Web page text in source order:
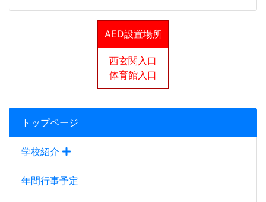
AED設置場所
西玄関入口
体育館入口
トップページ
学校紹介
年間行事予定